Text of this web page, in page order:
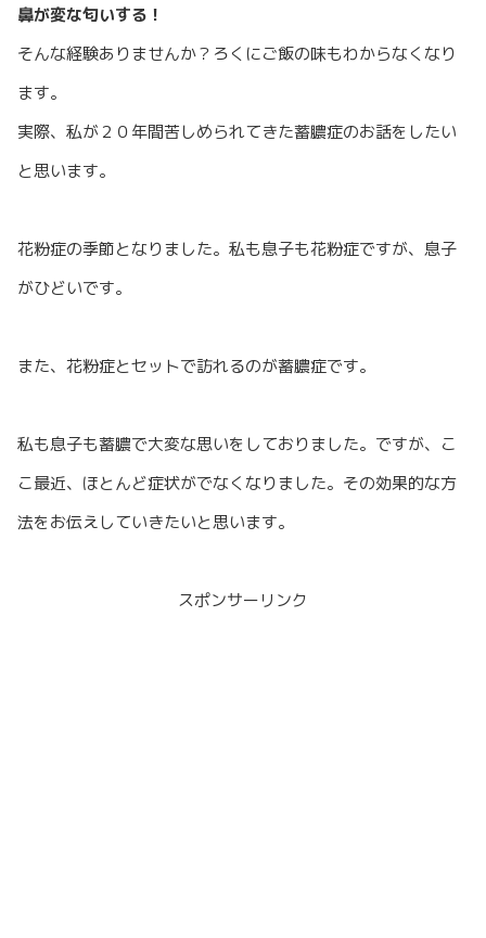
鼻が変な匂いする！
そんな経験ありませんか？ろくにご飯の味もわからなくなり
ます。
実際、私が２０年間苦しめられてきた蓄膿症のお話をしたい
と思います。
花粉症の季節となりました。私も息子も花粉症ですが、息子
がひどいです。
また、花粉症とセットで訪れるのが蓄膿症です。
私も息子も蓄膿で大変な思いをしておりました。ですが、こ
こ最近、ほとんど症状がでなくなりました。その効果的な方
法をお伝えしていきたいと思います。
スポンサーリンク